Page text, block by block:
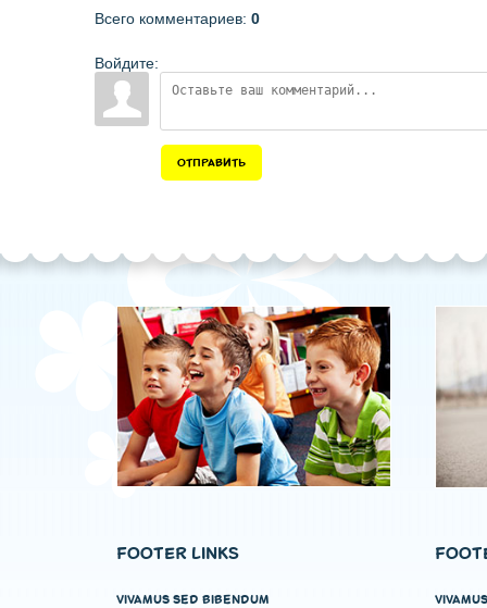
Всего комментариев: 0
Войдите:
ОТПРАВИТЬ
FOOTER LINKS
VIVAMUS SED BIBENDUM